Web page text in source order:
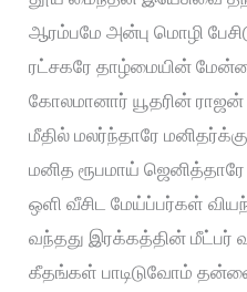
ஆரம்பமே அன்பு மொழி
ரட்சகரே தாழ்மையின்
கோலமானார் யூதரின்
மீதில் மலர்ந்தாரே
மனித ரூபமாய்
ஒளி வீசிட மேய்ப்பர்கள்
வந்தது இரக்கத்தின் மீட்பர்
கீதங்கள் பாடிடுவோம்